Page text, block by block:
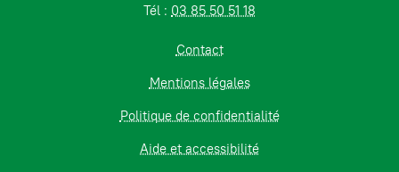
Tél : 03 85 50 51 18
Contact
Mentions légales
Politique de confidentialité
Aide et accessibilité